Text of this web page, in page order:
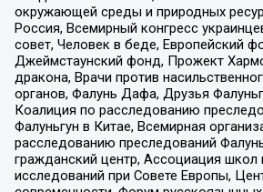
окружающей среды и природных
Россия, Всемирный конгресс
совет, Человек в беде, Европейский
Джеймстаунский фонд, Прожект
дракона, Врачи против
органов, Фалунь Дафа, Друзья
Коалиция по расследованию
Фалуньгун в Китае, Всемирная
расследованию преследований
гражданский центр, Ассоциация школ
исследований при Совете Европы,